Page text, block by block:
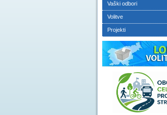
Vaški odbori
Volitve
Projekti